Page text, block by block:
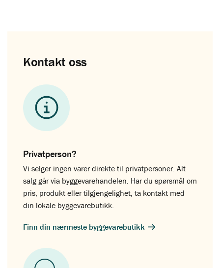
Kontakt oss
Privatperson?
Vi selger ingen varer direkte til privatpersoner. Alt
salg går via byggevarehandelen. Har du spørsmål om
pris, produkt eller tilgjengelighet, ta kontakt med
din lokale byggevarebutikk.
Finn din nærmeste byggevarebutikk